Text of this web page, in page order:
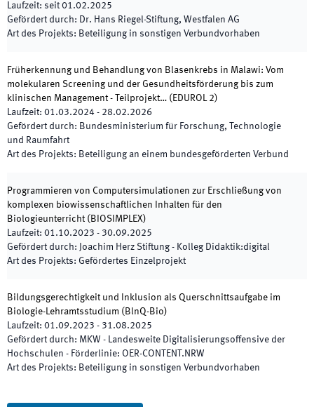
Laufzeit: seit 01.02.2025
Gefördert durch: Dr. Hans Riegel-Stiftung, Westfalen AG
Art des Projekts: Beteiligung in sonstigen Verbundvorhaben
Früherkennung und Behandlung von Blasenkrebs in Malawi: Vom
molekularen Screening und der Gesundheitsförderung bis zum
klinischen Management - Teilprojekt… ( EDUROL 2)
Laufzeit: 01.03.2024 - 28.02.2026
Gefördert durch: Bundesministerium für Forschung, Technologie
und Raumfahrt
Art des Projekts: Beteiligung an einem bundesgeförderten Verbund
Programmieren von Computersimulationen zur Erschließung von
komplexen biowissenschaftlichen Inhalten für den
Biologieunterricht ( BIOSIMPLEX)
Laufzeit: 01.10.2023 - 30.09.2025
Gefördert durch: Joachim Herz Stiftung - Kolleg Didaktik:digital
Art des Projekts: Gefördertes Einzelprojekt
Bildungsgerechtigkeit und Inklusion als Querschnittsaufgabe im
Biologie-Lehramtsstudium ( BlnQ-Bio)
Laufzeit: 01.09.2023 - 31.08.2025
Gefördert durch: MKW - Landesweite Digitalisierungsoffensive der
Hochschulen - Förderlinie: OER-CONTENT.NRW
Art des Projekts: Beteiligung in sonstigen Verbundvorhaben